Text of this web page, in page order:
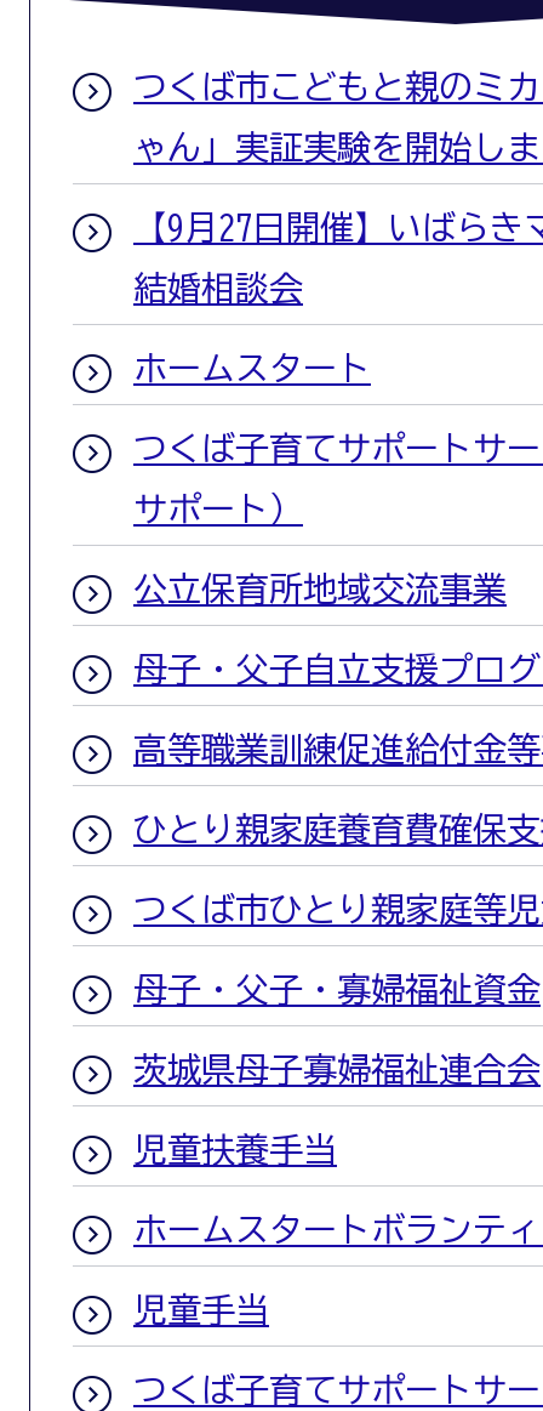
つくば市こどもと親のミ
ゃん」実証実験を開始し
【9月27日開催】いばら
結婚相談会
ホームスタート
つくば子育てサポートサ
サポート）
公立保育所地域交流事業
母子・父子自立支援プロ
高等職業訓練促進給付金
ひとり親家庭養育費確保
つくば市ひとり親家庭等
母子・父子・寡婦福祉資金
茨城県母子寡婦福祉連合会
児童扶養手当
ホームスタートボランテ
児童手当
つくば子育てサポートサ